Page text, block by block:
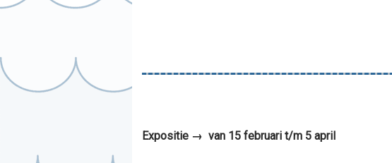
Expositie → van 15 februari t/m 5 april